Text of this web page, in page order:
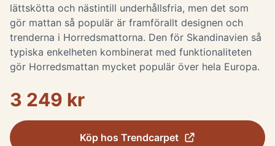
lättskötta och nästintill underhållsfria, men det som
gör mattan så populär är framförallt designen och
trenderna i Horredsmattorna. Den för Skandinavien så
typiska enkelheten kombinerat med funktionaliteten
gör Horredsmattan mycket populär över hela Europa.
3 249 kr
Köp hos Trendcarpet